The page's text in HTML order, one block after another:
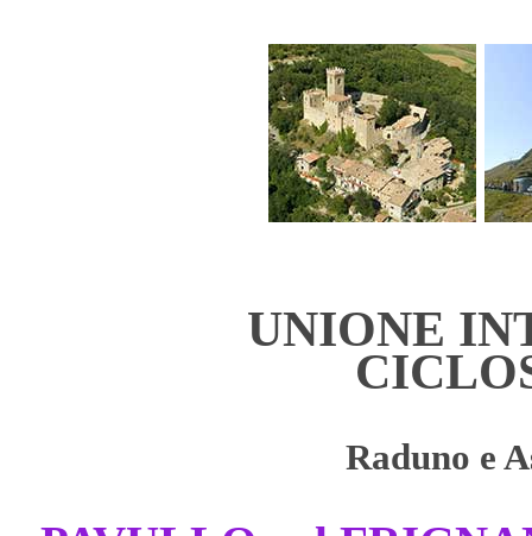
UNIONE
Raduno e